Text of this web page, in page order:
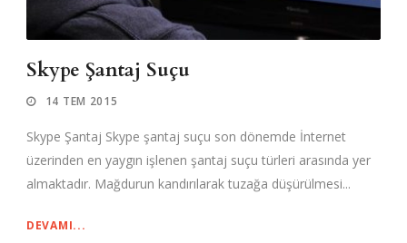
Skype Şantaj Suçu
14 TEM 2015
Skype Şantaj Skype şantaj suçu son dönemde İnternet
üzerinden en yaygın işlenen şantaj suçu türleri arasında yer
almaktadır. Mağdurun kandırılarak tuzağa düşürülmesi...
DEVAMI...